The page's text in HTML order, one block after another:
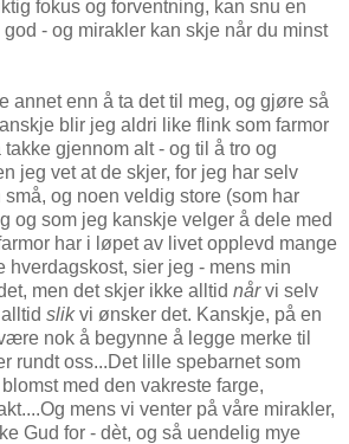
fokus og forventning, kan snu en
- og mirakler kan skje når du minst
annet enn å ta det til meg, og gjøre så
blir jeg aldri like flink som farmor
gjennom alt - og til å tro og
jeg vet at de skjer, for jeg har selv
og noen veldig store (som har
og som jeg kanskje velger å dele med
har i løpet av livet opplevd mange
hverdagskost, sier jeg - mens min
men det skjer ikke alltid nårvi selv
slikvi ønsker det. Kanskje, på en
nok å begynne å legge merke til
rundt oss...Det lille spebarnet som
med den vakreste farge,
mens vi venter på våre mirakler,
Gud for - dèt, og så uendelig mye